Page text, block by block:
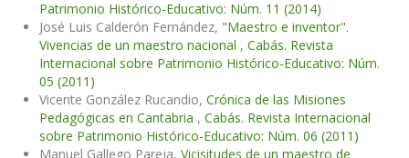
Patrimonio Histórico-Educativo: Núm. 11 (2014)
José Luis Calderón Fernández, "Maestro e inventor".
Vivencias de un maestro nacional , Cabás. Revista
Internacional sobre Patrimonio Histórico-Educativo: Núm.
05 (2011)
Vicente González Rucandio, Crónica de las Misiones
Pedagógicas en Cantabria , Cabás. Revista Internacional
sobre Patrimonio Histórico-Educativo: Núm. 06 (2011)
Manuel Gallego Pareja, Vicisitudes de un maestro de